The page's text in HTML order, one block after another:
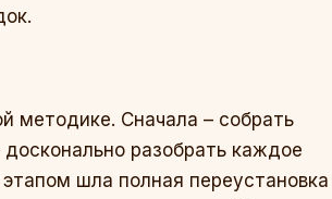
методике. Сначала – собрать
разобрать каждое
шла полная переустановка